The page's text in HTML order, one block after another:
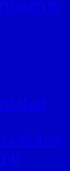
กลสู่การ
ไฮไลท์
ะดับโลก
ทย